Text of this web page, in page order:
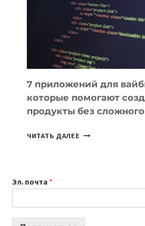
ДЛЯ
РАБОТЫ
7 приложений для
которые помогают
продукты без
ЧИТАТЬ ДАЛЕЕ
СОЗДАВАТЬ
ПРОДУКТЫ
Эл. почта *